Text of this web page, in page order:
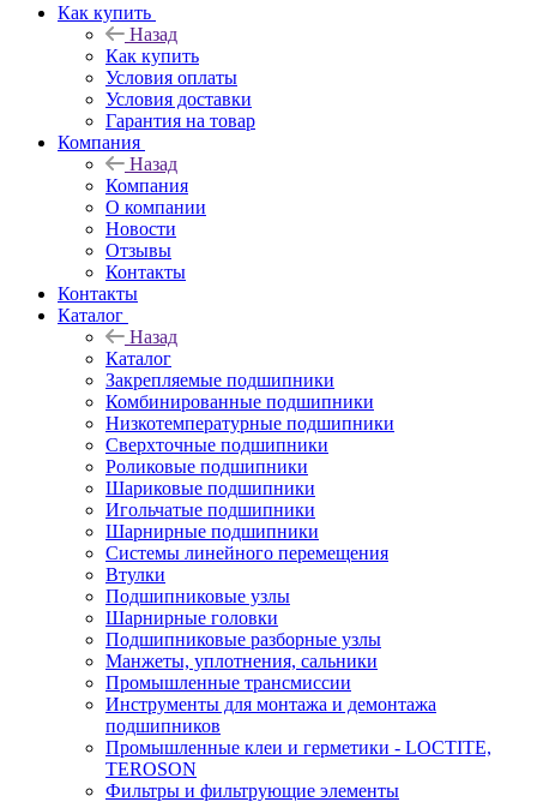
Как купить
Назад
Как купить
Условия оплаты
Условия доставки
Гарантия на товар
Компания
Назад
Компания
О компании
Новости
Отзывы
Контакты
Контакты
Каталог
Назад
Каталог
Закрепляемые подшипники
Комбинированные подшипники
Низкотемпературные подшипники
Сверхточные подшипники
Роликовые подшипники
Шариковые подшипники
Игольчатые подшипники
Шарнирные подшипники
Системы линейного перемещения
Втулки
Подшипниковые узлы
Шарнирные головки
Подшипниковые разборные узлы
Манжеты, уплотнения, сальники
Промышленные трансмиссии
Инструменты для монтажа и демонтажа
подшипников
Промышленные клеи и герметики - LOCTITE,
TEROSON
Фильтры и фильтрующие элементы